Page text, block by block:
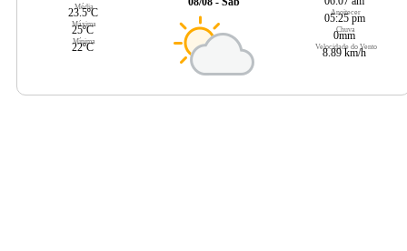
Média
23.5ºC
Máxima
25ºC
Mínima
22ºC
Anoitecer
05:25 pm
Chuva
0mm
Velocidade do Vento
8.89 km/h